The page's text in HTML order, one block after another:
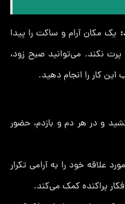
یک مکان آرام و ساکت را پیدا
نکند. می‌توانید صبح زود،
کار را انجام دهید.
و در هر دم و بازدم، حضور
علاقه خود را به آرامی تکرار
پراکنده کمک می‌کند.